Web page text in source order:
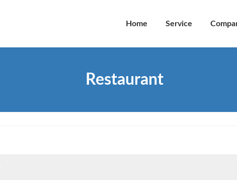
Home Service
Restaurant